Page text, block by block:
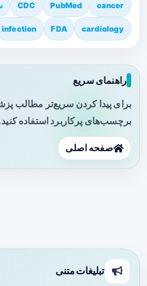
cancer
PubMed
CDC
cardiology
FDA
infection
راهنمای سریع
برای پیدا کردن سریع‌تر مطالب
برچسب‌های پرکاربرد استفاده
صفحه اصلی
تبلیغات متنی